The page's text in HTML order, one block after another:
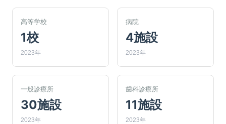
高等学校
1校
2023年
病院
4施設
2023年
一般診療所
30施設
2023年
歯科診療所
11施設
2023年